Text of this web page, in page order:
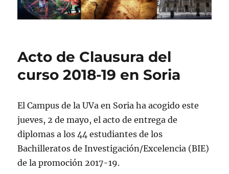
Acto de Clausura del
curso 2018-19 en Soria
El Campus de la UVa en Soria ha acogido este
jueves, 2 de mayo, el acto de entrega de
diplomas a los 44 estudiantes de los
Bachilleratos de Investigación/Excelencia (BIE)
de la promoción 2017-19.